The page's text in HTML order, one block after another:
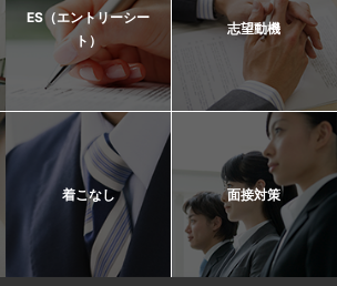
ES（エントリーシー
ト）
志望動機
着こなし 面接対策